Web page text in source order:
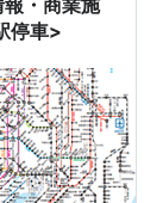
停車>